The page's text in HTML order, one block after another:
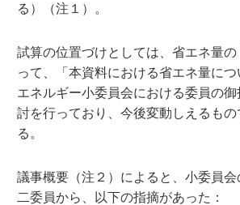
る）（注１）。
試算の位置づけとしては、省エネ量
って、「本資料における省エネ量に
エネルギー小委員会における委員の
討を行っており、今後変動しえるも
る。
議事概要（注２）によると、小委員
二委員から、以下の指摘があった：